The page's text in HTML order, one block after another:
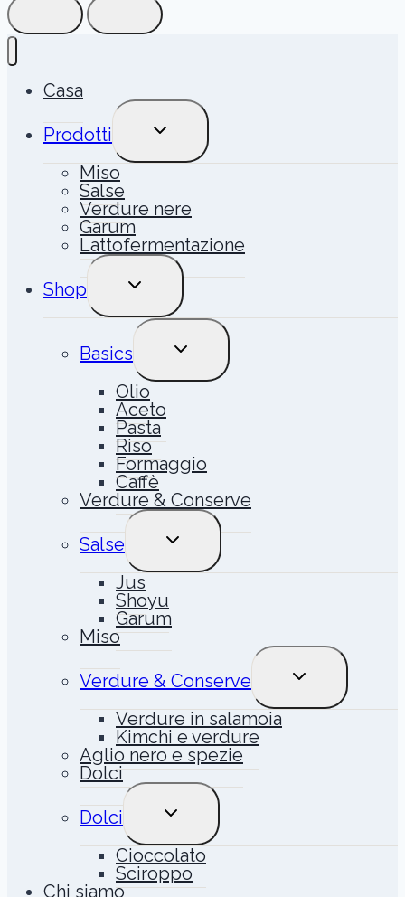
Casa
Prodotti
ALTERNA
MENU
Miso
Salse
Verdure nere
Garum
Lattofermentazione
Shop
ALTERNA
MENU
Basics
ALTERNA
MENU
Olio
Aceto
Pasta
Riso
Formaggio
Caffè
Verdure & Conserve
Salse
ALTERNA
MENU
Jus
Shoyu
Garum
Miso
Verdure & Conserve
ALTERNA
MENU
Verdure in salamoia
Kimchi e verdure
Aglio nero e spezie
Dolci
Dolci
ALTERNA
MENU
Cioccolato
Sciroppo
Chi siamo